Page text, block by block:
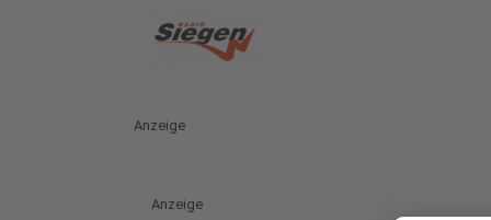
Anzeige
Anzeige